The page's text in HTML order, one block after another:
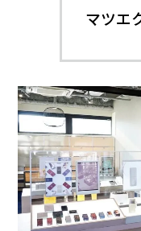
マツエ